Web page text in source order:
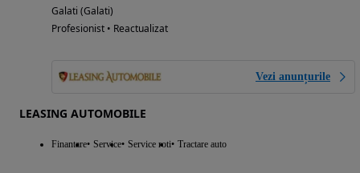
Galati (Galati)
Profesionist • Reactualizat
Vezi anunțurile
LEASING AUTOMOBILE
Finantare Service Service roti Tractare auto